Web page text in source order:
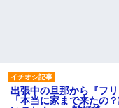
出張中の旦那から『フ
「本当に家まで来たの